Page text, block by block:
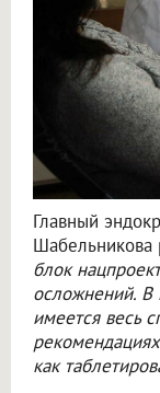
Главный
Шабельникова
блок
осложнений. В
имеется весь
как